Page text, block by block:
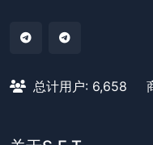
总计用户: 6,658